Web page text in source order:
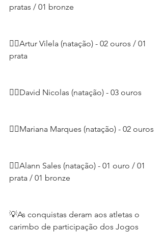
pratas / 01 bronze
🏊‍♂️Artur Vilela (natação) - 02 ouros / 01
prata
🏊‍♂️David Nicolas (natação) - 03 ouros
🏊‍♀️Mariana Marques (natação) - 02 ouros
🏊‍♂️Alann Sales (natação) - 01 ouro / 01
prata / 01 bronze
💡As conquistas deram aos atletas o
carimbo de participação dos Jogos